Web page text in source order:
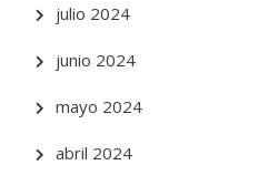
julio 2024
junio 2024
mayo 2024
abril 2024